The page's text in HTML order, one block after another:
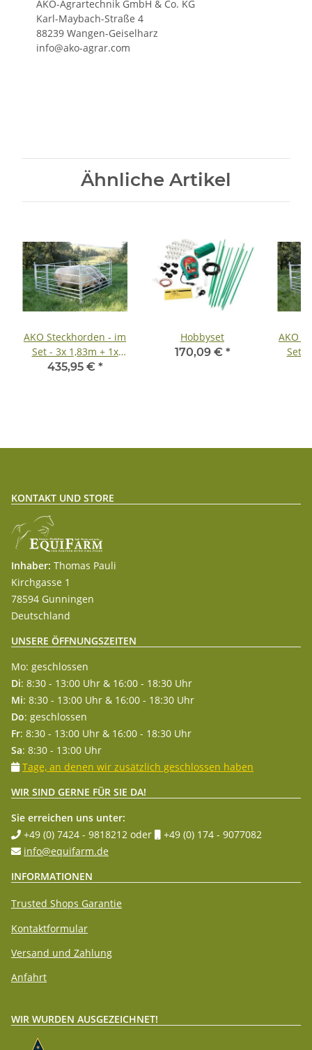
AKO-Agrartechnik GmbH & Co. KG
Karl-Maybach-Straße 4
88239 Wangen-Geiselharz
info@ako-agrar.com
Ähnliche Artikel
AKO Steckhorden - im
Set - 3x 1,83m + 1x
1,83m mit Tor - inkl.
435,95 € *
Hobbyset
170,09 € *
AKO
Set -
KONTAKT UND STORE
Inhaber: Thomas Pauli
Kirchgasse 1
78594 Gunningen
Deutschland
UNSERE ÖFFNUNGSZEITEN
Mo: geschlossen
Di: 8:30 - 13:00 Uhr & 16:00 - 18:30 Uhr
Mi: 8:30 - 13:00 Uhr & 16:00 - 18:30 Uhr
Do: geschlossen
Fr: 8:30 - 13:00 Uhr & 16:00 - 18:30 Uhr
Sa: 8:30 - 13:00 Uhr
Tage, an denen wir zusätzlich geschlossen haben
WIR SIND GERNE FÜR SIE DA!
Sie erreichen uns unter:
+49 (0) 7424 - 9818212 oder
+49 (0) 174 - 9077082
info@equifarm.de
INFORMATIONEN
Trusted Shops Garantie
Kontaktformular
Versand und Zahlung
Anfahrt
WIR WURDEN AUSGEZEICHNET!